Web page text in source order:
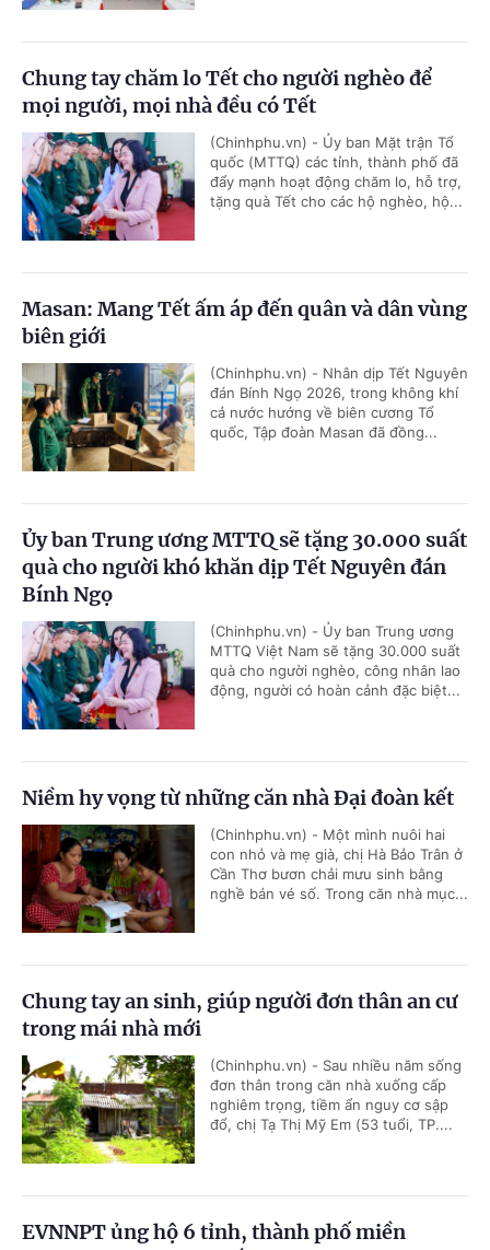
Chung tay chăm lo Tết cho người nghèo để
mọi người, mọi nhà đều có Tết
(Chinhphu.vn) - Ủy ban Mặt trận Tổ
quốc (MTTQ) các tỉnh, thành phố đã
đẩy mạnh hoạt động chăm lo, hỗ trợ,
tặng quà Tết cho các hộ nghèo, hộ...
Masan: Mang Tết ấm áp đến quân và dân vùng
biên giới
(Chinhphu.vn) - Nhân dịp Tết Nguyên
đán Bính Ngọ 2026, trong không khí
cả nước hướng về biên cương Tổ
quốc, Tập đoàn Masan đã đồng...
Ủy ban Trung ương MTTQ sẽ tặng 30.000 suất
quà cho người khó khăn dịp Tết Nguyên đán
Bính Ngọ
(Chinhphu.vn) - Ủy ban Trung ương
MTTQ Việt Nam sẽ tặng 30.000 suất
quà cho người nghèo, công nhân lao
động, người có hoàn cảnh đặc biệt...
Niềm hy vọng từ những căn nhà Đại đoàn kết
(Chinhphu.vn) - Một mình nuôi hai
con nhỏ và mẹ già, chị Hà Bảo Trân ở
Cần Thơ bươn chải mưu sinh bằng
nghề bán vé số. Trong căn nhà mục...
Chung tay an sinh, giúp người đơn thân an cư
trong mái nhà mới
(Chinhphu.vn) - Sau nhiều năm sống
đơn thân trong căn nhà xuống cấp
nghiêm trọng, tiềm ẩn nguy cơ sập
đổ, chị Tạ Thị Mỹ Em (53 tuổi, TP....
EVNNPT ủng hộ 6 tỉnh, thành phố miền